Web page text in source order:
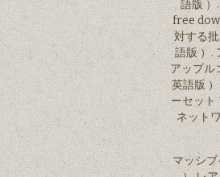
語版
free
対する
語版 ）.
アップル
英語版
ーセット
ネット
マッシ